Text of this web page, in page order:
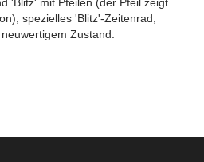
spezielles 'Blitz'-Zeitenrad,
Zustand.